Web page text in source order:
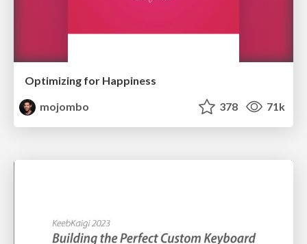
Optimizing for Happiness
mojombo
378 71k